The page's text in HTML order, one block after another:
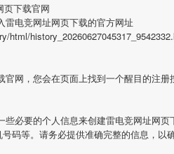
页下载官网
雷电竞网址网页下载的官方网址
html/
官网，您会在页面上找到一个醒目的注
些必要的个人信息来创建雷电竞网址网
码等。请务必提供准确完整的信息，以确